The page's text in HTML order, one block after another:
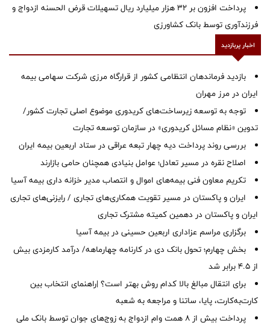
پرداخت افزون بر 32 هزار میلیارد ریال تسهیلات قرض الحسنه ازدواج و
فرزندآوری توسط بانک کشاورزی
اخبار پربازدید
بازدید فرماندهان انتظامی کشور از قرارگاه مرزی شرکت سهامی بیمه
ایران در مرز مهران
توجه به توسعه زیرساخت‌های کریدوری موضوع اصلی تجارت کشور/
تدوین «نظام مسائل کریدوری» در سازمان توسعه تجارت
بررسی روند پرداخت دیه چهار تبعه عراقی در ستاد اربعین بیمه ایران
اصلاح نقره در مسیر تعادل؛ عوامل بنیادی همچنان حامی بازارند
تکریم معاون فنی بیمه‌های اموال و انتصاب مدیر خزانه داری بیمه آسیا
ایران و پاکستان در مسیر تقویت همکاری‌های تجاری / رایزنی‌های تجاری
ایران و پاکستان در دهمین کمیته مشترک تجاری
برگزاری مراسم عزاداری اربعین حسینی در بیمه آسیا
بخش چهارم؛ تحول بانک دی در کارنامه چهارماهه/ درآمد کارمزدی بیش
از ۴.۵ برابر شد
برای انتقال مبالغ بالا کدام روش بهتر است؟ |راهنمای انتخاب بین
کارت‌به‌کارت، پایا، ساتنا و مراجعه به شعبه
پرداخت بیش از ۸ همت وام ازدواج به زوج‌های جوان توسط بانک ملی